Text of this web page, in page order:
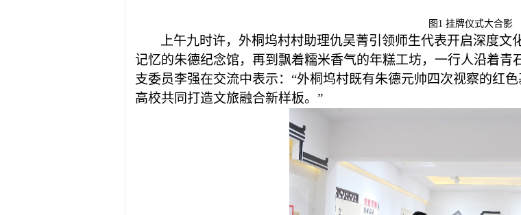
图 1 挂牌仪式大合影
上午九时许， 外桐坞村村助理仇吴菁引领师生代表开启深度文
记忆的朱德纪念馆，再到飘着糯米香气的年糕工坊，一行人沿着青
支委员李强在交流中表示： “外桐坞村既有朱德元帅四次视察的红
高校共同打造文旅融合新样板。”